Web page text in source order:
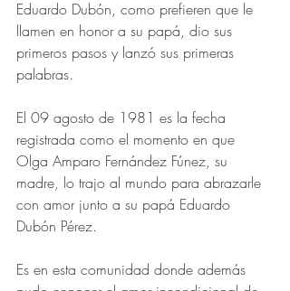
Eduardo Dubón, como prefieren que le
llamen en honor a su papá, dio sus
primeros pasos y lanzó sus primeras
palabras.
El 09 agosto de 1981 es la fecha
registrada como el momento en que
Olga Amparo Fernández Fúnez, su
madre, lo trajo al mundo para abrazarle
con amor junto a su papá Eduardo
Dubón Pérez.
Es en esta comunidad donde además